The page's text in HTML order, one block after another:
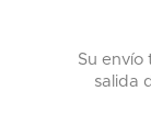
Su
salida